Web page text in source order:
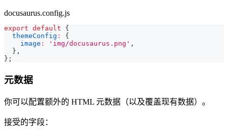
docusaurus.config.js
export default
{
themeConfig :
{
image : 'img/docusaurus.png' ,
} ,
} ;
元数据
你可以配置额外的 HTML 元数据（以及覆盖现有数据）。
接受的字段：